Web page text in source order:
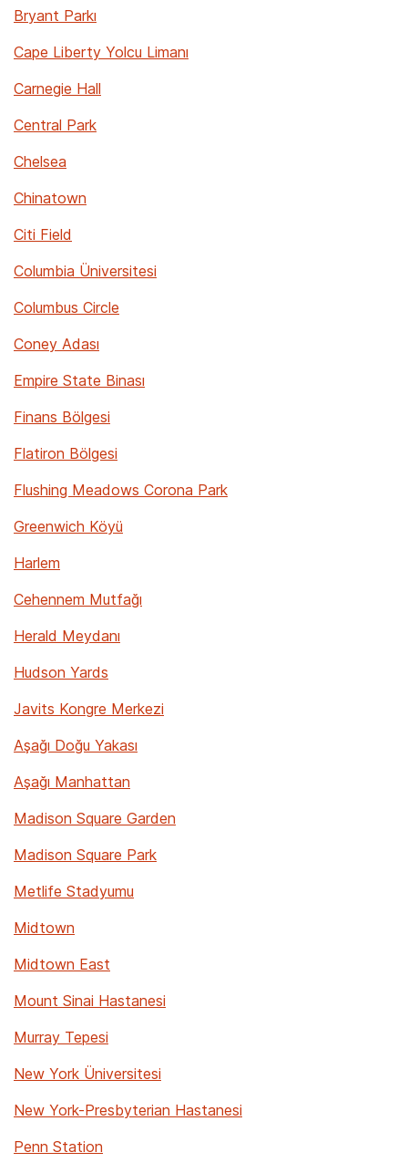
Bryant Parkı
Cape Liberty Yolcu Limanı
Carnegie Hall
Central Park
Chelsea
Chinatown
Citi Field
Columbia Üniversitesi
Columbus Circle
Coney Adası
Empire State Binası
Finans Bölgesi
Flatiron Bölgesi
Flushing Meadows Corona Park
Greenwich Köyü
Harlem
Cehennem Mutfağı
Herald Meydanı
Hudson Yards
Javits Kongre Merkezi
Aşağı Doğu Yakası
Aşağı Manhattan
Madison Square Garden
Madison Square Park
Metlife Stadyumu
Midtown
Midtown East
Mount Sinai Hastanesi
Murray Tepesi
New York Üniversitesi
New York-Presbyterian Hastanesi
Penn Station